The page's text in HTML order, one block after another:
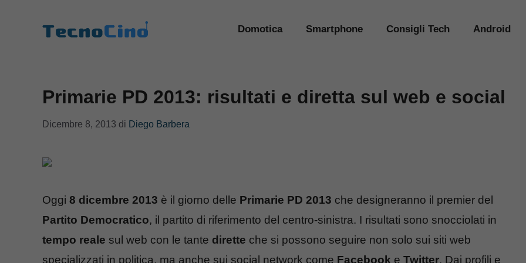
Domotica Smartphone Consigli Tech Android
Primarie PD 2013: risultati e diretta sul web e social
Dicembre 8, 2013 di Diego Barbera
Oggi 8 dicembre 2013 è il giorno delle Primarie PD 2013 che designeranno il premier del
Partito Democratico, il partito di riferimento del centro-sinistra. I risultati sono snocciolati in
tempo reale sul web con le tante dirette che si possono seguire non solo sui siti web
specializzati in politica, ma anche sui social network come Facebook e Twitter. Dai profili e